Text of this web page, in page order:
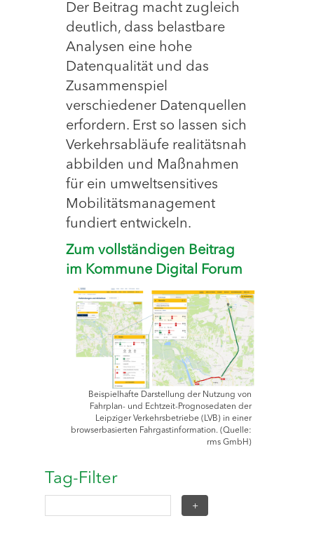
Der Beitrag macht zugleich
deutlich, dass belastbare
Analysen eine hohe
Datenqualität und das
Zusammenspiel
verschiedener Datenquellen
erfordern. Erst so lassen sich
Verkehrsabläufe realitätsnah
abbilden und Maßnahmen
für ein umweltsensitives
Mobilitätsmanagement
fundiert entwickeln.
Zum vollständigen Beitrag
im Kommune Digital Forum
Beispielhafte Darstellung der Nutzung von
Fahrplan- und Echtzeit-Prognosedaten der
Leipziger Verkehrsbetriebe (LVB) in einer
browserbasierten Fahrgastinformation. (Quelle:
rms GmbH)
Tag-Filter